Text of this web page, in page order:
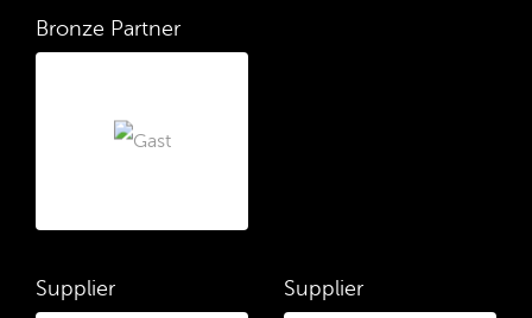
Bronze Partner
Supplier Supplier